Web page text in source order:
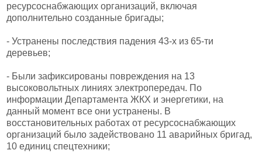
ресурсоснабжающих организаций, включая
дополнительно созданные бригады;
- Устранены последствия падения 43-х из 65-ти
деревьев;
- Были зафиксированы повреждения на 13
высоковольтных линиях электропередач. По
информации Департамента ЖКХ и энергетики, на
данный момент все они устранены. В
восстановительных работах от ресурсоснабжающих
организаций было задействовано 11 аварийных бригад,
10 единиц спецтехники;